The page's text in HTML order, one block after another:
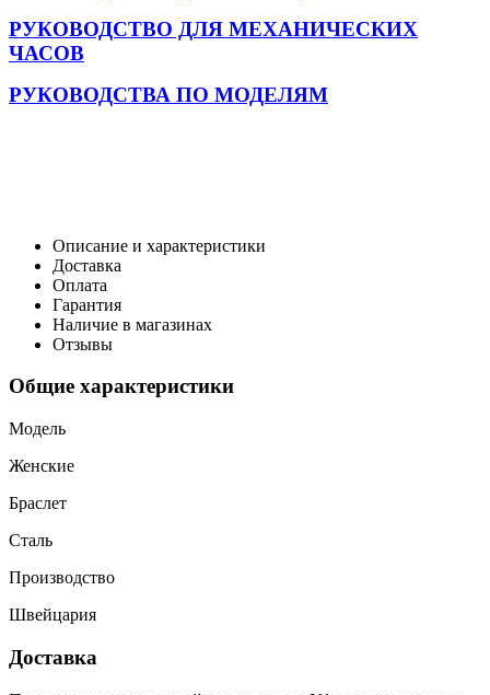
РУКОВОДСТВО ДЛЯ МЕХАНИЧЕСКИХ
ЧАСОВ
РУКОВОДСТВА ПО МОДЕЛЯМ
Описание и характеристики
Доставка
Оплата
Гарантия
Наличие в магазинах
Отзывы
Общие характеристики
Модель
Женские
Браслет
Сталь
Производство
Швейцария
Доставка